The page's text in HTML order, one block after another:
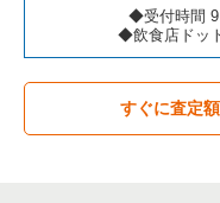
カラオケ・パブ・スナ
バーの居抜き売却物件
居酒屋・ダイニングバ
明石市の飲食店の居抜
神戸市長田区の飲食店
神戸市垂水区の飲食店
兵庫県のカフェの居抜
兵庫県のテイクアウト
兵庫県のお弁当・惣菜
尼崎市の居酒屋・ダイ
尼崎市の専門料理の居
尼崎市の洋食の居抜き
◆受付時間 9
◆飲食店ドッ
すぐに査定